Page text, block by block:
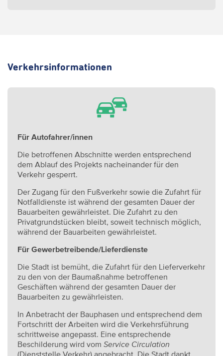
Verkehrsinformationen
Für Autofahrer/innen
Die betroffenen Abschnitte werden entsprechend
dem Ablauf des Projekts nacheinander für den
Verkehr gesperrt.
Der Zugang für den Fußverkehr sowie die Zufahrt für
Notfalldienste ist während der gesamten Dauer der
Bauarbeiten gewährleistet. Die Zufahrt zu den
Privatgrundstücken bleibt, soweit technisch möglich,
während der Bauarbeiten gewährleistet.
Für Gewerbetreibende/Lieferdienste
Die Stadt ist bemüht, die Zufahrt für den Lieferverkehr
zu den von der Baumaßnahme betroffenen
Geschäften während der gesamten Dauer der
Bauarbeiten zu gewährleisten.
In Anbetracht der Bauphasen und entsprechend dem
Fortschritt der Arbeiten wird die Verkehrsführung
schrittweise angepasst. Eine entsprechende
Beschilderung wird vom Service Circulation
(Dienststelle Verkehr) angebracht. Die Stadt dankt